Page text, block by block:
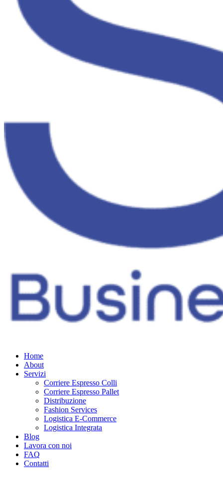
Home
About
Servizi
Corriere Espresso Colli
Corriere Espresso Pallet
Distribuzione
Fashion Services
Logistica E-Commerce
Logistica Integrata
Blog
Lavora con noi
FAQ
Contatti